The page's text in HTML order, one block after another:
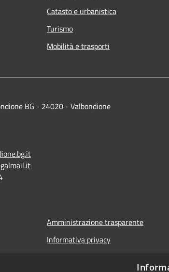
Catasto e urbanistica
Turismo
Mobilità e trasporti
BG - 24020 - Valbondione
Amministrazione trasparente
Informativa privacy